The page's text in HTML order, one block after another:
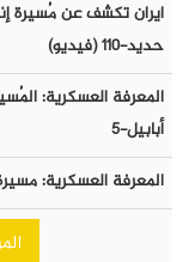
ايران تكشف عن مُسيرة
حديد-١١٠ (فيديو)
المعرفة العسكرية:
أبابيل-٥
المعرفة العسكرية: